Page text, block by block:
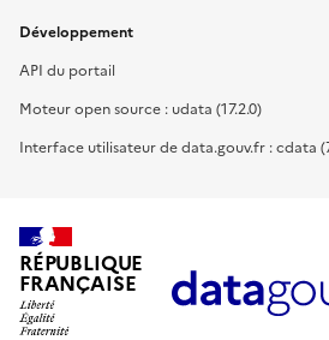
Développement
API du portail
Moteur open source : udata (17.2.0)
Interface utilisateur de data.gouv.fr : cdata
RÉPUBLIQUE
FRANÇAISE